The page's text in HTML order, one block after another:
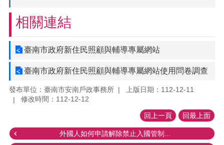
相關連結
臺南市政府新住民照顧與輔導專屬網站
臺南市政府新住民照顧與輔導專屬網站使用問卷調查
發布單位：臺南市安南戶政事務所
上版日期：112-12-11
修改時間：112-12-12
回上一頁 回最上面
外國人如何申請解除禁止入國管制...